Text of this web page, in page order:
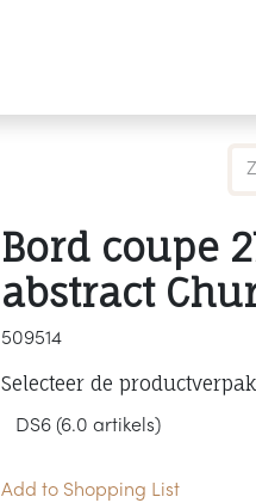
Bord coupe
abstract
509514
Selecteer de
Add to Shopping List